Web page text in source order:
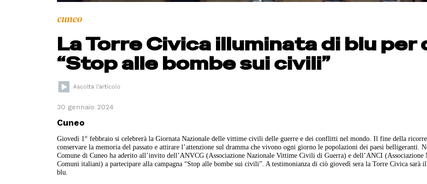
cuneo
La Torre Civica illuminata di blu per
“Stop alle bombe sui civili”
30 gennaio 2024
Cuneo
Giovedì 1° febbraio si celebrerà la Giornata Nazionale delle vittime civili delle guerre e dei conflitti nel mondo. Il fine della
conservare la memoria del passato e attirare l’attenzione sul dramma che vivono ogni giorno le popolazioni dei paesi belligeranti.
Comune di Cuneo ha aderito all’invito dell’ANVCG (Associazione Nazionale Vittime Civili di Guerra) e dell’ANCI (Associazione
Comuni italiani) a partecipare alla campagna “Stop alle bombe sui civili”. A testimonianza di ciò giovedì sera la Torre Civica sarà
blu.